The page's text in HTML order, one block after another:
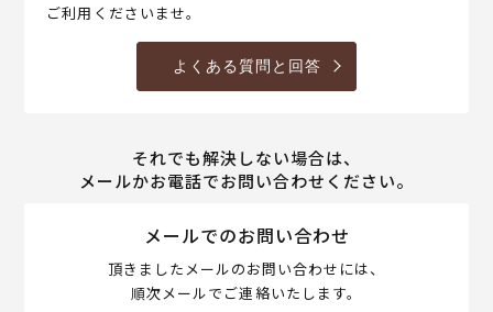
ご利用くださいませ。
よくある質問と回答
それでも解決しない場合は、
メールかお電話でお問い合わせください。
メールでのお問い合わせ
頂きましたメールのお問い合わせには、
順次メールでご連絡いたします。